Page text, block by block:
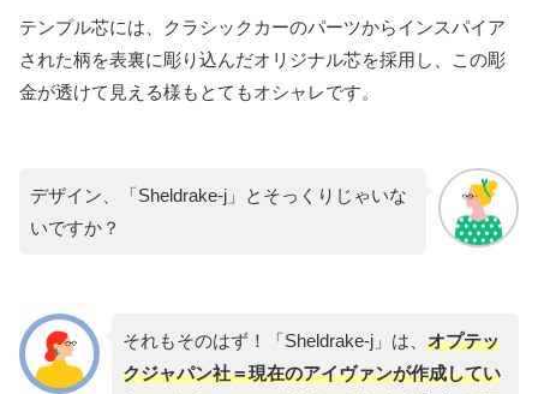
テンプル芯には、クラシックカーのパーツからインスパイア
された柄を表裏に彫り込んだオリジナル芯を採用し、この彫
金が透けて見える様もとてもオシャレです。
デザイン、「Sheldrake-j」とそっくりじゃいな
いですか？
それもそのはず！「Sheldrake-j」は、 オプテッ
クジャパン社＝現在のアイヴァンが作成してい